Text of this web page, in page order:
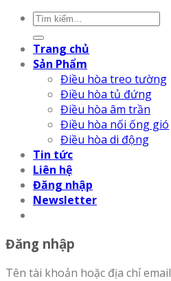
Trang chủ
Sản Phẩm
Điều hòa treo tường
Điều hòa tủ đứng
Điều hòa âm trần
Điều hòa nối ống gió
Điều hòa di động
Tin tức
Liên hệ
Đăng nhập
Newsletter
Đăng nhập
Tên tài khoản hoặc địa chỉ email